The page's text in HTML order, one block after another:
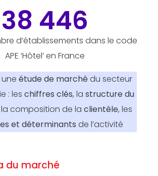
38 446
d’établissements dans le code
APE ‘Hôtel’ en France
étude de marché du secteur
: leschiffres clés, lastructure du
composition de la clientèle, les
et déterminants de l’activité
du marché